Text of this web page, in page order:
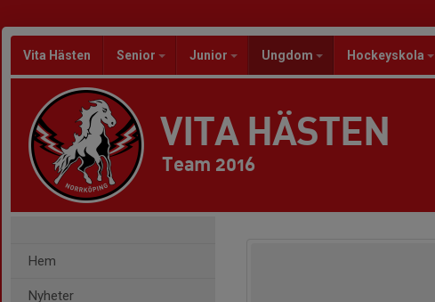
Vita Hästen Senior Junior Ungdom Hockeyskola
VITA HÄSTEN
Team 2016
Hem
Nyheter